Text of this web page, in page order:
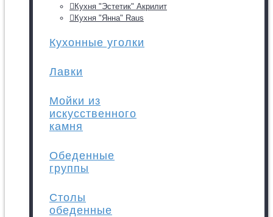
Кухня "Эстетик" Акрилит
Кухня "Янна" Raus
Кухонные уголки
Лавки
Мойки из
искусственного
камня
Обеденные
группы
Столы
обеденные